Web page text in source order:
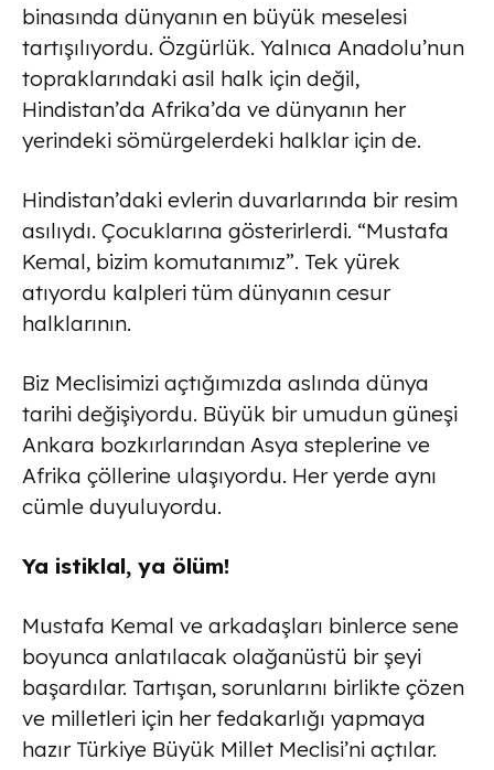
binasında dünyanın en büyük meselesi
tartışılıyordu. Özgürlük. Yalnıca Anadolu’nun
topraklarındaki asil halk için değil,
Hindistan’da Afrika’da ve dünyanın her
yerindeki sömürgelerdeki halklar için de.
Hindistan’daki evlerin duvarlarında bir resim
asılıydı. Çocuklarına gösterirlerdi. “Mustafa
Kemal, bizim komutanımız”. Tek yürek
atıyordu kalpleri tüm dünyanın cesur
halklarının.
Biz Meclisimizi açtığımızda aslında dünya
tarihi değişiyordu. Büyük bir umudun güneşi
Ankara bozkırlarından Asya steplerine ve
Afrika çöllerine ulaşıyordu. Her yerde aynı
cümle duyuluyordu.
Ya istiklal, ya ölüm!
Mustafa Kemal ve arkadaşları binlerce sene
boyunca anlatılacak olağanüstü bir şeyi
başardılar. Tartışan, sorunlarını birlikte çözen
ve milletleri için her fedakarlığı yapmaya
hazır Türkiye Büyük Millet Meclisi’ni açtılar.